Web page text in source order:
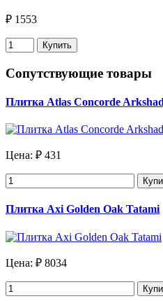
₽ 1553
Купить
Сопутствующие товары
Плитка Atlas Concorde
Цена: ₽ 431
Плитка Axi Golden Oak Tatami
Цена: ₽ 8034